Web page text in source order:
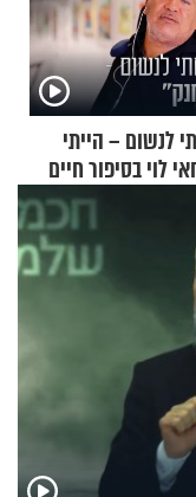
לנשום – הייתי
לוי בסיפור חיים